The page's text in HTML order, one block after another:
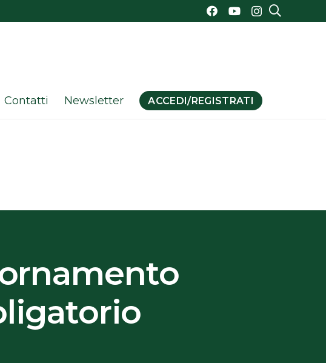
Contatti Newsletter ACCEDI/REGISTRATI